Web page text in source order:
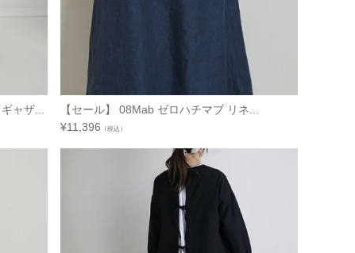
ャザ...
【セール】 08Mab ゼロハチマブ リネ...
¥11,396 （税込）